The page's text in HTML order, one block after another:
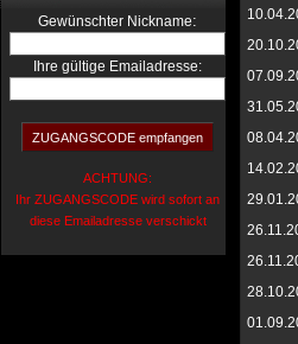
Gewünschter Nickname:
Ihre gültige Emailadresse:
ACHTUNG:
Ihr ZUGANGSCODE wird sofort an
diese Emailadresse verschickt